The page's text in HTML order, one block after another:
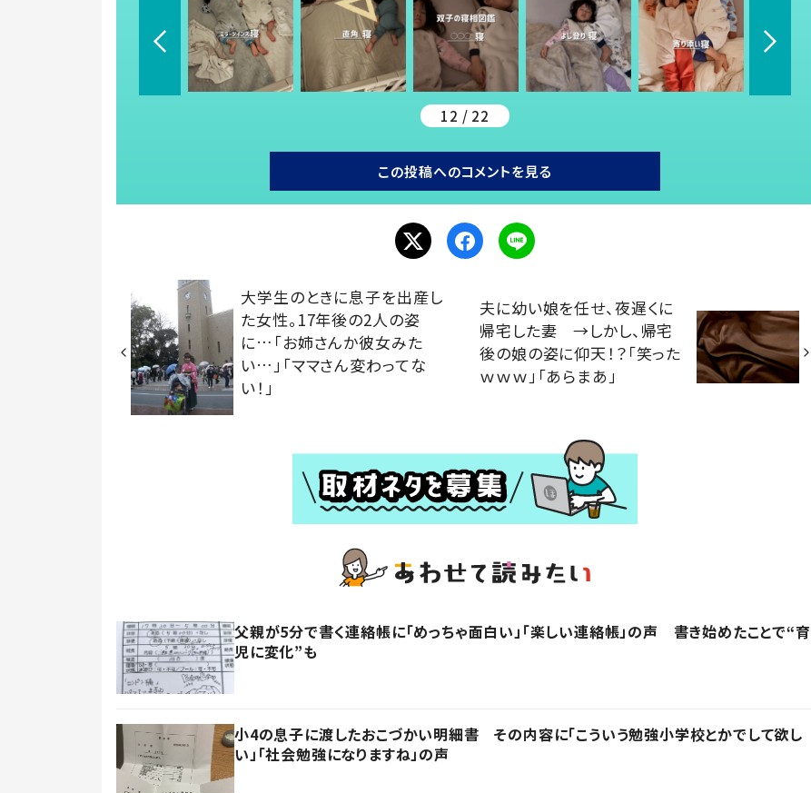
12 / 22
この投稿へのコメントを見る
大学生のときに息子を出産し
た女性。17年後の2人の姿
に…「お姉さんか彼女みた
い…」「ママさん変わってな
い！」
夫に幼い娘を任せ、夜遅くに
帰宅した妻 →しかし、帰宅
後の娘の姿に仰天！？「笑った
ｗｗｗ」「あらまあ」
父親が5分で書く連絡帳に「めっちゃ面白い」「楽しい連絡帳」の声 書き始めたことで“育
児に変化”も
小4の息子に渡したおこづかい明細書 その内容に「こういう勉強小学校とかでして欲し
い」「社会勉強になりますね」の声